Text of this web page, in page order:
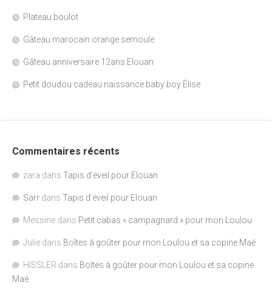
Plateau boulot
Gâteau marocain orange semoule
Gâteau anniversaire 12ans Elouan
Petit doudou cadeau naissance baby boy Élise
Commentaires récents
zara dans Tapis d’éveil pour Elouan
Sarr dans Tapis d’éveil pour Elouan
Messine dans Petit cabas « campagnard » pour mon Loulou
Julie dans Boîtes à goûter pour mon Loulou et sa copine Maé
HISSLER dans Boîtes à goûter pour mon Loulou et sa copine
Maé